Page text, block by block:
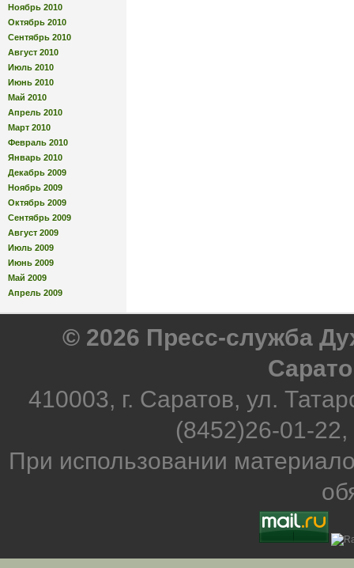
Ноябрь 2010
Октябрь 2010
Сентябрь 2010
Август 2010
Июль 2010
Июнь 2010
Май 2010
Апрель 2010
Март 2010
Февраль 2010
Январь 2010
Декабрь 2009
Ноябрь 2009
Октябрь 2009
Сентябрь 2009
Август 2009
Июль 2009
Июнь 2009
Май 2009
Апрель 2009
© 2026 Пресс-служба
410003, г. Саратов, ул.
(8452)26-01-
При использовании